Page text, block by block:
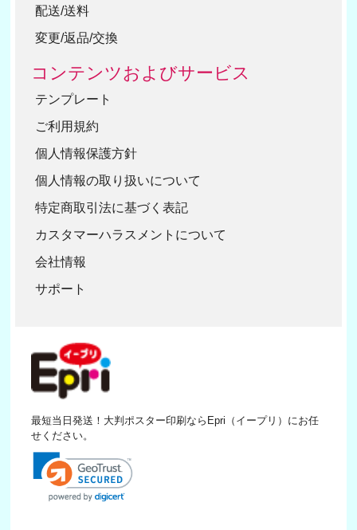
配送/送料
変更/返品/交換
コンテンツおよびサービス
テンプレート
ご利用規約
個人情報保護方針
個人情報の取り扱いについて
特定商取引法に基づく表記
カスタマーハラスメントについて
会社情報
サポート
最短当日発送！大判ポスター印刷ならEpri（イープリ）にお任
せください。